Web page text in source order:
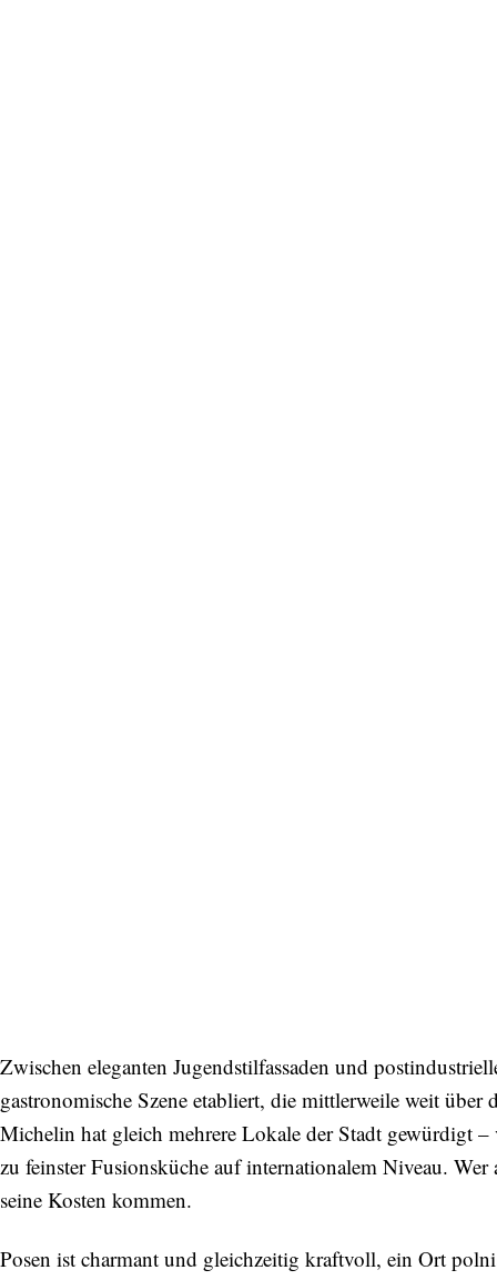
Zwischen eleganten Jugendstilfassaden und
gastronomische Szene etabliert, die mittlerweile weit
Michelin hat gleich mehrere Lokale der Stadt gewürdigt
zu feinster Fusionsküche auf internationalem Niveau.
seine Kosten kommen.
Posen ist charmant und gleichzeitig kraftvoll, ein Ort
Abonnieren Sie unseren Newsletter
Entdecken Sie jede Woche neue schöne
Orte, handverlesene Geheimtipps und